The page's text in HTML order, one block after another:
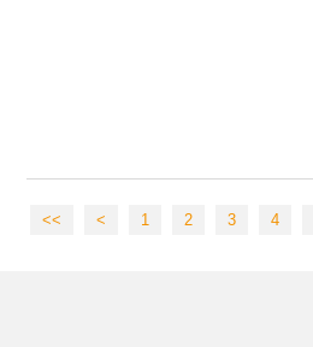
<< < 1 2 3 4